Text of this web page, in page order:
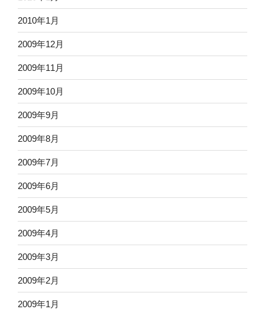
2010年1月
2009年12月
2009年11月
2009年10月
2009年9月
2009年8月
2009年7月
2009年6月
2009年5月
2009年4月
2009年3月
2009年2月
2009年1月